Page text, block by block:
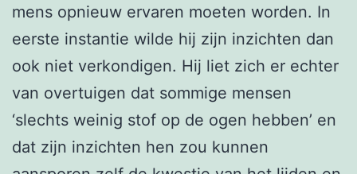
mens opnieuw ervaren moeten worden. In
eerste instantie wilde hij zijn inzichten dan
ook niet verkondigen. Hij liet zich er echter
van overtuigen dat sommige mensen
‘slechts weinig stof op de ogen hebben’ en
dat zijn inzichten hen zou kunnen